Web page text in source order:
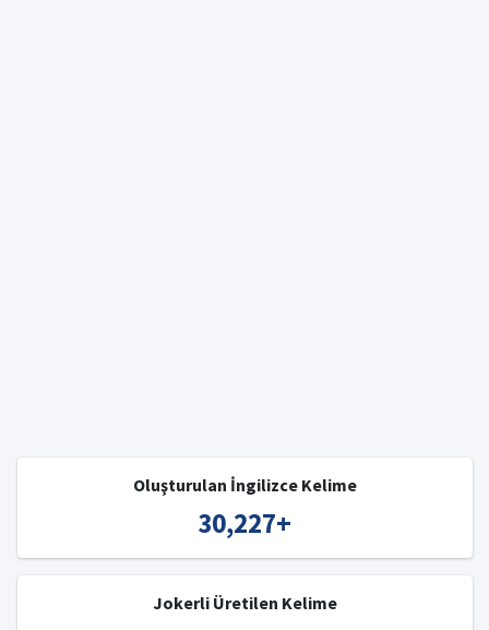
Oluşturulan İngilizce Kelime
30,227+
Jokerli Üretilen Kelime